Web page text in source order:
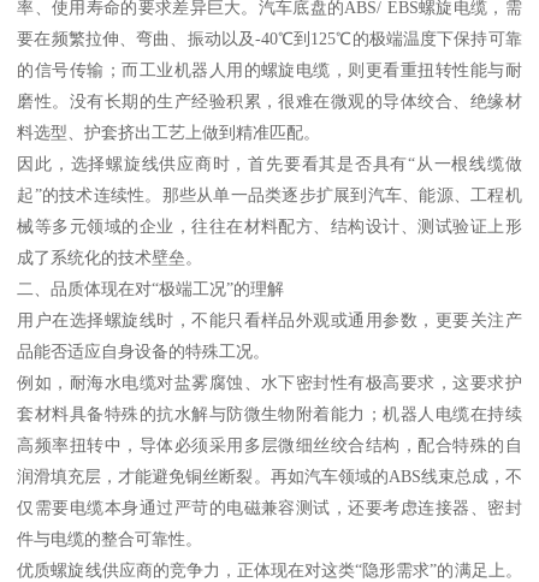
率、使用寿命的要求差异巨大。汽车底盘的ABS/ EBS螺旋电缆，需
要在频繁拉伸、弯曲、振动以及-40℃到125℃的极端温度下保持可靠
的信号传输；而工业机器人用的螺旋电缆，则更看重扭转性能与耐
磨性。没有长期的生产经验积累，很难在微观的导体绞合、绝缘材
料选型、护套挤出工艺上做到精准匹配。
因此，选择螺旋线供应商时，首先要看其是否具有“从一根线缆做
起”的技术连续性。那些从单一品类逐步扩展到汽车、能源、工程机
械等多元领域的企业，往往在材料配方、结构设计、测试验证上形
成了系统化的技术壁垒。
二、品质体现在对“极端工况”的理解
用户在选择螺旋线时，不能只看样品外观或通用参数，更要关注产
品能否适应自身设备的特殊工况。
例如，耐海水电缆对盐雾腐蚀、水下密封性有极高要求，这要求护
套材料具备特殊的抗水解与防微生物附着能力；机器人电缆在持续
高频率扭转中，导体必须采用多层微细丝绞合结构，配合特殊的自
润滑填充层，才能避免铜丝断裂。再如汽车领域的ABS线束总成，不
仅需要电缆本身通过严苛的电磁兼容测试，还要考虑连接器、密封
件与电缆的整合可靠性。
优质螺旋线供应商的竞争力，正体现在对这类“隐形需求”的满足上。